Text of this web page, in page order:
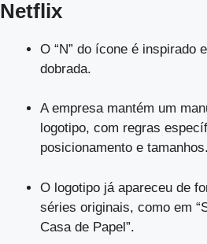
Netflix
O “N” do ícone é inspirado
dobrada.
A empresa mantém um
logotipo, com regras
posicionamento e tamanhos.
O logotipo já apareceu de
séries originais, como em
Casa de Papel”.